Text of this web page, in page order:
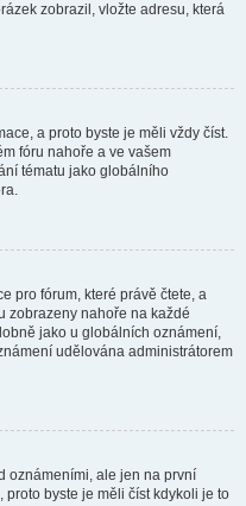
zobrazil, vložte adresu, která
a proto byste je měli vždy číst.
fóru nahoře a ve vašem
tématu jako globálního
pro fórum, které právě čtete, a
zobrazeny nahoře na každé
jako u globálních oznámení,
udělována administrátorem
oznámeními, ale jen na první
byste je měli číst kdykoli je to